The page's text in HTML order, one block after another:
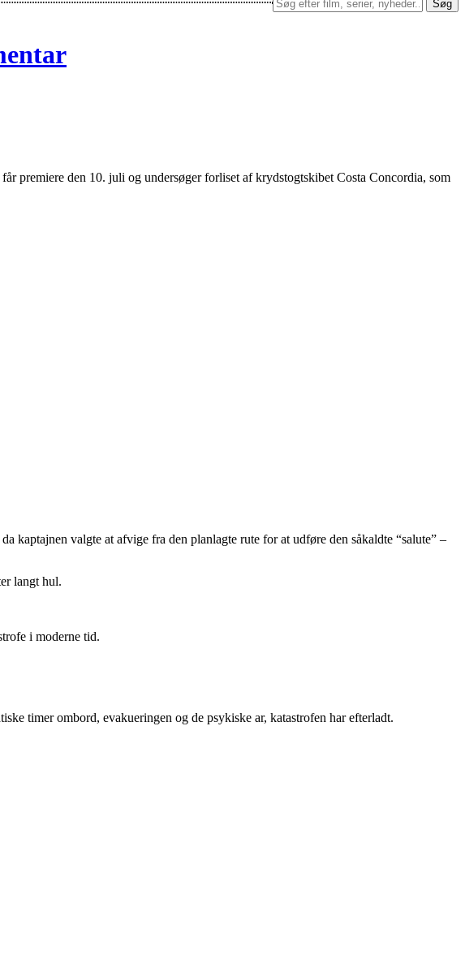
Søg
premiere den 10. juli og undersøger forliset af krydstogtskibet Costa Concordia, som
kaptajnen valgte at afvige fra den planlagte rute for at udføre den såkaldte “salute” –
langt hul.
i moderne tid.
timer ombord, evakueringen og de psykiske ar, katastrofen har efterladt.